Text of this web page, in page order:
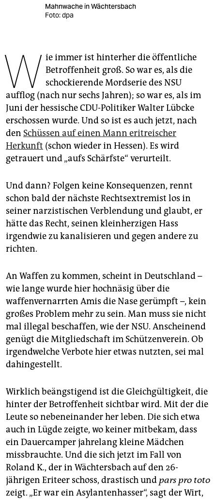
unterstützen
abo
genossenschaft
epaper login
Mahnwache in Wächtersbach
Foto: dpa
W ie immer ist hinterher die öffentliche
Betroffenheit groß. So war es, als die
schockierende Mordserie des NSU
aufflog (nach nur sechs Jahren); so war es, als im
Juni der hessische CDU-Politiker Walter Lübcke
erschossen wurde. Und so ist es auch jetzt, nach
den Schüssen auf einen Mann eritreischer
Herkunft (schon wieder in Hessen). Es wird
getrauert und „aufs Schärfste“ verurteilt.
Und dann? Folgen keine Konsequenzen, rennt
schon bald der nächste Rechtsextremist los in
seiner narzistischen Verblendung und glaubt, er
hätte das Recht, seinen kleinherzigen Hass
irgendwie zu kanalisieren und gegen andere zu
richten.
An Waffen zu kommen, scheint in Deutschland –
wie lange wurde hier hochnäsig über die
waffenvernarrten Amis die Nase gerümpft –, kein
großes Problem mehr zu sein. Man muss sie nicht
mal illegal beschaffen, wie der NSU. Anscheinend
genügt die Mitgliedschaft im Schützenverein. Ob
irgendwelche Verbote hier etwas nutzten, sei mal
dahingestellt.
Wirklich beängstigend ist die Gleichgültigkeit, die
hinter der Betroffenheit sichtbar wird. Mit der die
Leute so nebeneinander her leben. Die sich etwa
auch in Lügde zeigte, wo keiner mitbekam, dass
ein Dauercamper jahrelang kleine Mädchen
missbrauchte. Und die sich jetzt im Fall von
Roland K., der in Wächtersbach auf den 26-
jährigen Eriteer schoss, drastisch und pars pro toto
zeigt. „Er war ein Asylantenhasser“, sagt der Wirt,